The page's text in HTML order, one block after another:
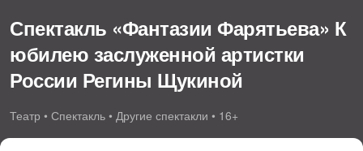
Спектакль «Фантазии Фарятьева» К
юбилею заслуженной артистки
России Регины Щукиной
Театр • Спектакль • Другие спектакли • 16+